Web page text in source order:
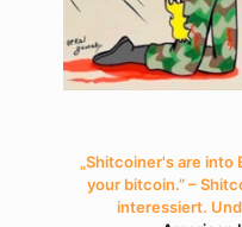
„Shitcoiner's are
your bitcoin.” –
interessiert.